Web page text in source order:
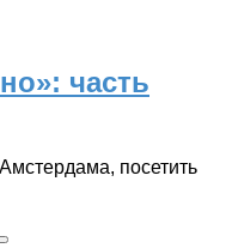
часть
посетить